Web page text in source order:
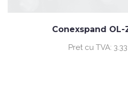
Conexspand OL-
Pret cu TVA: